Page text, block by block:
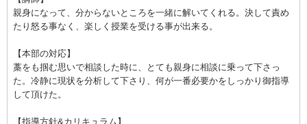
親身になって、分からないところを一緒に解いてくれる。決して責め
たり怒る事なく、楽しく授業を受ける事が出来る。
【本部の対応】
藁をも掴む思いで相談した時に、とても親身に相談に乗って下さっ
た。冷静に現状を分析して下さり、何が一番必要かをしっかり御指導
して頂けた。
【指導方針&カリキュラム】